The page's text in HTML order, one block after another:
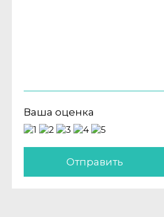
Ваша оценка
Отправить